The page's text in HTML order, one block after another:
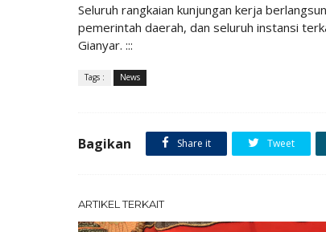
Seluruh rangkaian kunjungan kerja
pemerintah daerah, dan seluruh instansi
Gianyar. :::
Tags : News
Bagikan Share it Tweet
ARTIKEL TERKAIT